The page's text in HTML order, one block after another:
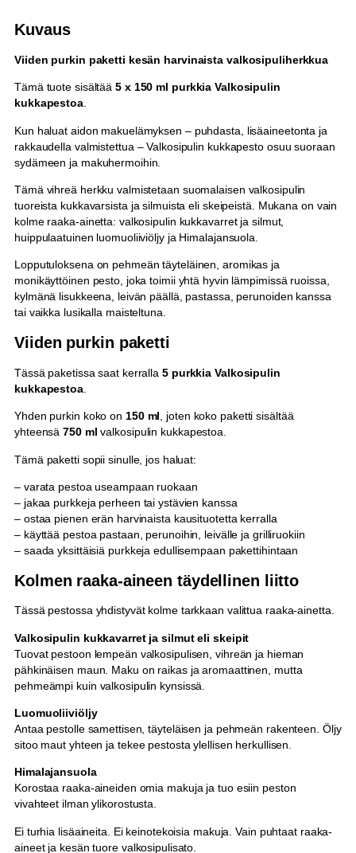
p
e
s
o
5
1
5
0
m
ä
ä
r
ä
Kuvaus
Viiden purkin paketti kesän harvinaista valkosipuliherkkua
Tämä tuote sisältää 5 x 150 ml purkkia Valkosipulin
kukkapestoa.
Kun haluat aidon makuelämyksen – puhdasta, lisäaineetonta ja
rakkaudella valmistettua – Valkosipulin kukkapesto osuu suoraan
sydämeen ja makuhermoihin.
Tämä vihreä herkku valmistetaan suomalaisen valkosipulin
tuoreista kukkavarsista ja silmuista eli skeipeistä. Mukana on vain
kolme raaka-ainetta: valkosipulin kukkavarret ja silmut,
huippulaatuinen luomuoliiviöljy ja Himalajansuola.
Lopputuloksena on pehmeän täyteläinen, aromikas ja
monikäyttöinen pesto, joka toimii yhtä hyvin lämpimissä ruoissa,
kylmänä lisukkeena, leivän päällä, pastassa, perunoiden kanssa
tai vaikka lusikalla maisteltuna.
Viiden purkin paketti
Tässä paketissa saat kerralla 5 purkkia Valkosipulin
kukkapestoa.
Yhden purkin koko on 150 ml , joten koko paketti sisältää
yhteensä750 ml valkosipulin kukkapestoa.
Tämä paketti sopii sinulle, jos haluat:
– varata pestoa useampaan ruokaan
– jakaa purkkeja perheen tai ystävien kanssa
– ostaa pienen erän harvinaista kausituotetta kerralla
– käyttää pestoa pastaan, perunoihin, leivälle ja grilliruokiin
– saada yksittäisiä purkkeja edullisempaan pakettihintaan
Kolmen raaka-aineen täydellinen liitto
Tässä pestossa yhdistyvät kolme tarkkaan valittua raaka-ainetta.
Valkosipulin kukkavarret ja silmut eli skeipit
Tuovat pestoon lempeän valkosipulisen, vihreän ja hieman
pähkinäisen maun. Maku on raikas ja aromaattinen, mutta
pehmeämpi kuin valkosipulin kynsissä.
Luomuoliiviöljy
Antaa pestolle samettisen, täyteläisen ja pehmeän rakenteen. Öljy
sitoo maut yhteen ja tekee pestosta ylellisen herkullisen.
Himalajansuola
Korostaa raaka-aineiden omia makuja ja tuo esiin peston
vivahteet ilman ylikorostusta.
Ei turhia lisäaineita. Ei keinotekoisia makuja. Vain puhtaat raaka-
aineet ja kesän tuore valkosipulisato.